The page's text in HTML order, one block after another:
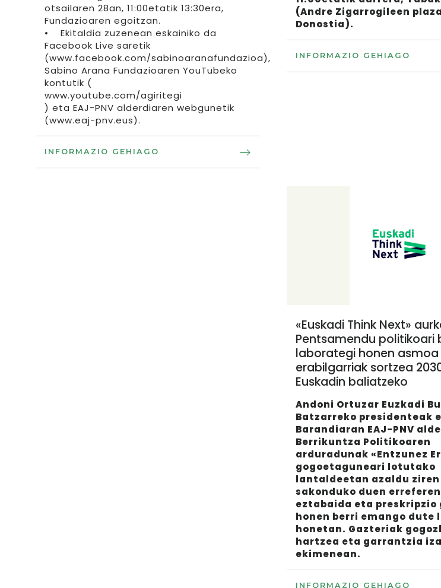
otsailaren 28an, 11:00etatik 13:30era,
Fundazioaren egoitzan.
• Ekitaldia zuzenean eskainiko da
Facebook Live saretik
(www.facebook.com/sabinoaranafundazioa),
Sabino Arana Fundazioaren YouTubeko
kontutik (
www.youtube.com/agiritegi
) eta EAJ-PNV alderdiaren webgunetik
(www.eaj-pnv.eus).
INFORMAZIO GEHIAGO
(Andre Zigarrogileen plaza
Donostia).
INFORMAZIO GEHIAGO
«Euskadi Think Next»
Pentsamendu politikoari
laborategi honen asmoa
erabilgarriak sortzea
Euskadin baliatzeko
Andoni Ortuzar Euzkadi
Batzarreko presidenteak
Barandiaran EAJ-PNV
Berrikuntza Politikoaren
arduradunak «Entzunez
gogoetaguneari lotutako
lantaldeetan azaldu
sakonduko duen
eztabaida eta preskripzio
honen berri emango dute
honetan. Gazteriak
hartzea eta garrantzia
ekimenean.
INFORMAZIO GEHIAGO